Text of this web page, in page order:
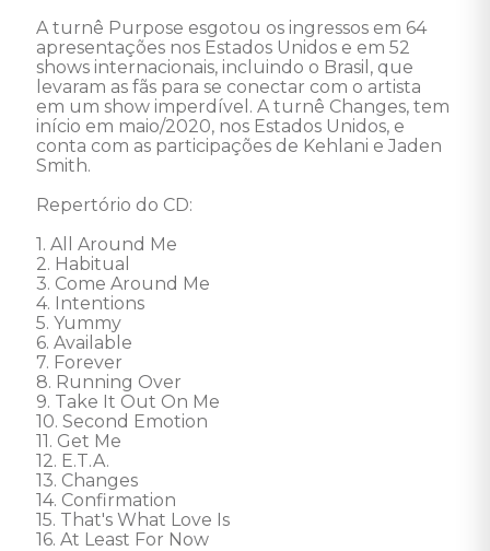
A turnê Purpose esgotou os ingressos em 64
apresentações nos Estados Unidos e em 52
shows internacionais, incluindo o Brasil, que
levaram as fãs para se conectar com o artista
em um show imperdível. A turnê Changes, tem
início em maio/2020, nos Estados Unidos, e
conta com as participações de Kehlani e Jaden
Smith.
Repertório do CD:
1. All Around Me
2. Habitual
3. Come Around Me
4. Intentions
5. Yummy
6. Available
7. Forever
8. Running Over
9. Take It Out On Me
10. Second Emotion
11. Get Me
12. E.T.A.
13. Changes
14. Confirmation
15. That's What Love Is
16. At Least For Now